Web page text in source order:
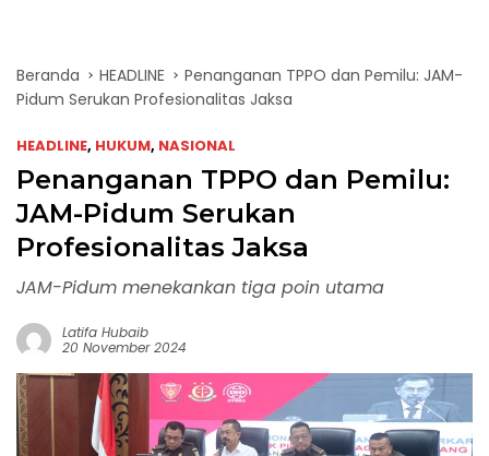
Beranda HEADLINE
Penanganan TPPO dan Pemilu: JAM-
Pidum Serukan Profesionalitas Jaksa
HEADLINE, HUKUM, NASIONAL
Penanganan TPPO dan Pemilu:
JAM-Pidum Serukan
Profesionalitas Jaksa
JAM-Pidum menekankan tiga poin utama
Latifa Hubaib
20 November 2024